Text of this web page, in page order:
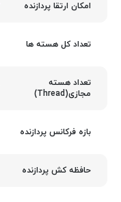
امکان ارتقا پردازنده
تعداد کل هسته ها
تعداد هسته
مجازی(Thread)
بازه فرکانس پردازنده
حافظه کش پردازنده